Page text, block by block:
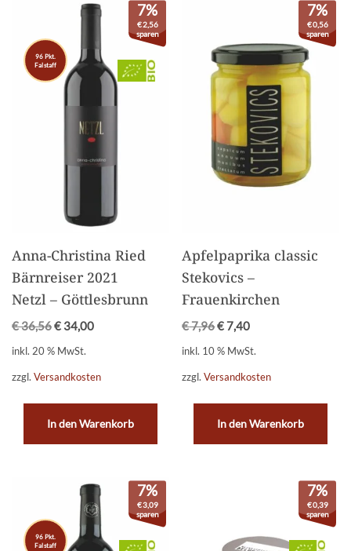
96 Pkt.
Falstaff
7%
€2,56
sparen
Anna-Christina Ried
Bärnreiser 2021
Netzl – Göttlesbrunn
€36,56€ 34,00
inkl. 20 % MwSt.
zzgl. Versandkosten
In den Warenkorb
7%
€0,56
sparen
Apfelpaprika classic
Stekovics –
Frauenkirchen
€7,96€ 7,40
inkl. 10 % MwSt.
zzgl.Versandkosten
In den Warenkorb
96 Pkt.
Falstaff
7%
€3,09
sparen
7%
€0,39
sparen